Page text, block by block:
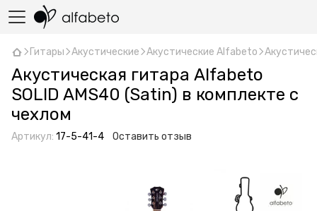
Гитары Акустические Акустические Alfabeto
Акустическая гитара Alfabeto
SOLID AMS40 (Satin) в комплекте с
чехлом
Артикул: 17-5-41-4 Оставить отзыв